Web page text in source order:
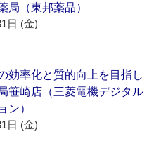
局（東邦薬品）
日 (金)
効率化と質的向上を目指し
笹崎店（三菱電機デジタル
ン）
日 (金)